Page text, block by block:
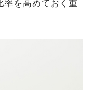
率を高めておく重